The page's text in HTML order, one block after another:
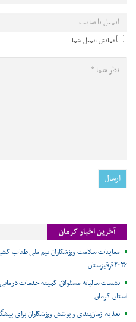
نمایش ایمیل شما
آخرین اخبار کرمان
معاینات سلامت ورزشکاران تیم ملی طناب
۲۰۲۶قرقیزستان
نشست سالیانه مسئولان کمیته خدمات
استان کرمان
تغذیه، زمان‌بندی و پوشش ورزشکاران برای